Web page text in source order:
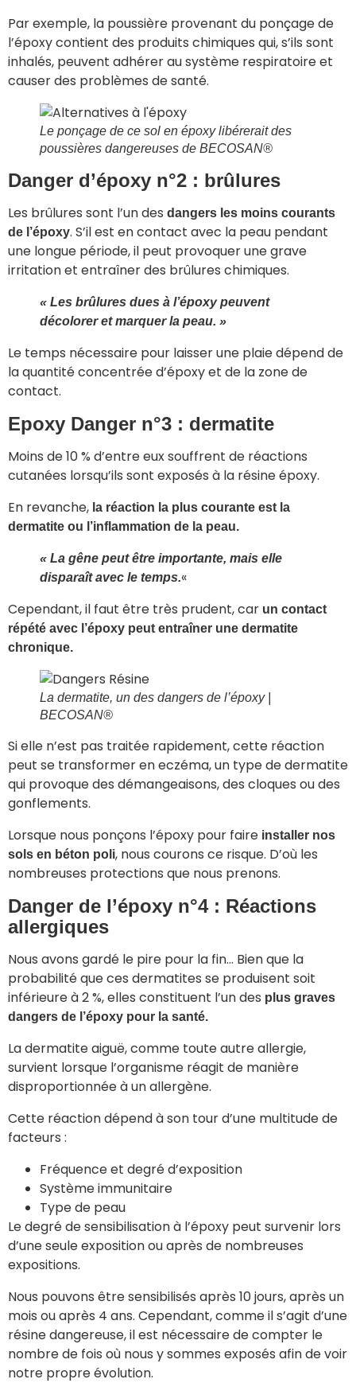
Par exemple, la poussière provenant du ponçage de
l’époxy contient des produits chimiques qui, s’ils sont
inhalés, peuvent adhérer au système respiratoire et
causer des problèmes de santé.
Le ponçage de ce sol en époxy libérerait des
poussières dangereuses de BECOSAN®
Danger d’époxy n°2 : brûlures
Les brûlures sont l’un des dangers les moins courants
de l’époxy. S’il est en contact avec la peau pendant
une longue période, il peut provoquer une grave
irritation et entraîner des brûlures chimiques.
« Les brûlures dues à l’époxy peuvent
décolorer et marquer la peau. »
Le temps nécessaire pour laisser une plaie dépend de
la quantité concentrée d’époxy et de la zone de
contact.
Epoxy Danger n°3 : dermatite
Moins de 10 % d’entre eux souffrent de réactions
cutanées lorsqu’ils sont exposés à la résine époxy.
En revanche, la réaction la plus courante est la
dermatite ou l’inflammation de la peau.
« La gêne peut être importante, mais elle
disparaît avec le temps.«
Cependant, il faut être très prudent, car un contact
répété avec l’époxy peut entraîner une dermatite
chronique.
La dermatite, un des dangers de l’époxy|
BECOSAN®
Si elle n’est pas traitée rapidement, cette réaction
peut se transformer en eczéma, un type de dermatite
qui provoque des démangeaisons, des cloques ou des
gonflements.
Lorsque nous ponçons l’époxy pour faire installer nos
sols en béton poli, nous courons ce risque. D’où les
nombreuses protections que nous prenons.
Danger de l’époxy n°4 : Réactions
allergiques
Nous avons gardé le pire pour la fin… Bien que la
probabilité que ces dermatites se produisent soit
inférieure à 2 %, elles constituent l’un des plus graves
dangers de l’époxy pour la santé.
La dermatite aiguë, comme toute autre allergie,
survient lorsque l’organisme réagit de manière
disproportionnée à un allergène.
Cette réaction dépend à son tour d’une multitude de
facteurs :
Fréquence et degré d’exposition
Système immunitaire
Type de peau
Le degré de sensibilisation à l’époxy peut survenir lors
d’une seule exposition ou après de nombreuses
expositions.
Nous pouvons être sensibilisés après 10 jours, après un
mois ou après 4 ans. Cependant, comme il s’agit d’une
résine dangereuse, il est nécessaire de compter le
nombre de fois où nous y sommes exposés afin de voir
notre propre évolution.